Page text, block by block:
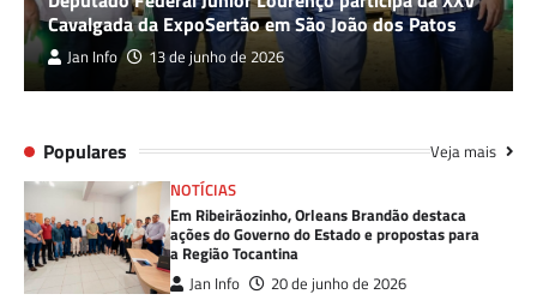
Cavalgada da ExpoSertão em São João dos Patos
Jan Info 13 de junho de 2026
Populares Veja mais
NOTÍCIAS
Em Ribeirãozinho, Orleans Brandão destaca
ações do Governo do Estado e propostas para
a Região Tocantina
Jan Info
20 de junho de 2026